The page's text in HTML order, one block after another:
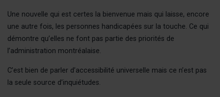
NOS
Une nouvelle qui est certes la bienvenue mais qui laisse, encore
une autre fois, les personnes handicapées sur la touche. Ce qui
démontre qu’elles ne font pas partie des priorités de
l’administration montréalaise.
C’est bien de parler d’accessibilité universelle mais ce n’est pas
la seule source d’inquiétudes.